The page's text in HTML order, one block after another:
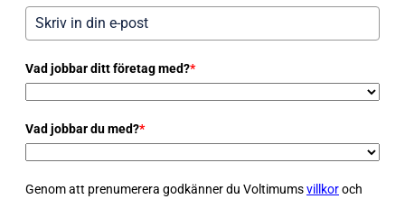
Vad jobbar ditt företag med?*
Vad jobbar du med?*
Genom att prenumerera godkänner du Voltimumsvillkoroch